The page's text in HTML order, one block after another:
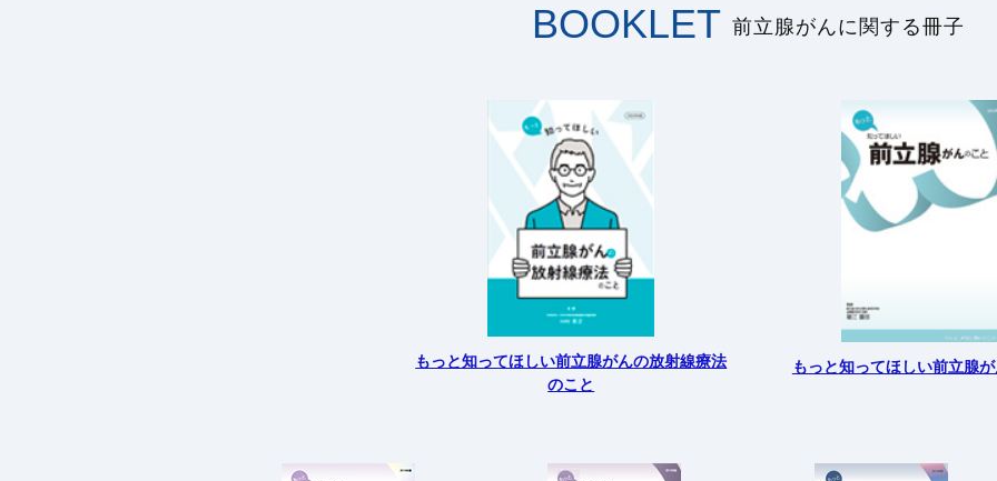
BOOKLET 前立腺がんに関する冊子
もっと知ってほしい前立腺がんの放射線療法
のこと
もっと知ってほしい前立腺